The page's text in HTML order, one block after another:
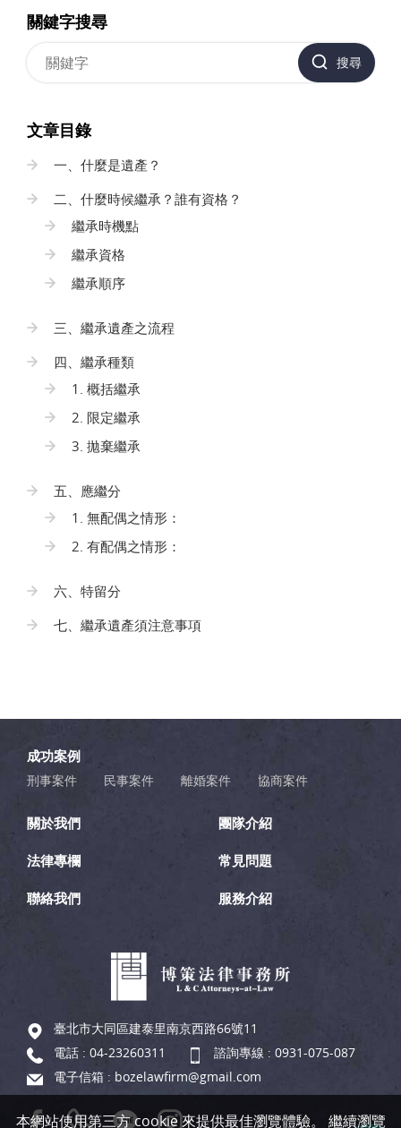
關鍵字搜尋
搜尋
文章目錄
一、什麼是遺產？
二、什麼時候繼承？誰有資格？
繼承時機點
繼承資格
繼承順序
三、繼承遺產之流程
四、繼承種類
1. 概括繼承
2. 限定繼承
3. 拋棄繼承
五、應繼分
1. 無配偶之情形：
2. 有配偶之情形：
六、特留分
七、繼承遺產須注意事項
本網站使用第三方 cookie 來提供最佳瀏覽體驗。 繼續瀏覽
成功案例
刑事案件 民事案件 離婚案件 協商案件
關於我們 團隊介紹
法律專欄 常見問題
聯絡我們 服務介紹
臺北市大同區建泰里南京西路66號11
電話 : 04-23260311 諮詢專線 : 0931-075-087
電子信箱 : bozelawfirm@gmail.com